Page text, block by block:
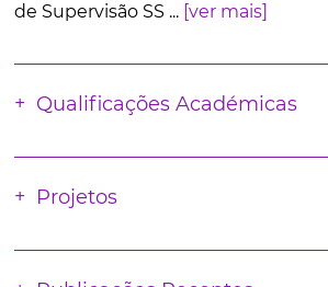
de Supervisão SS ... [ver mais]
Qualificações Académicas
Projetos